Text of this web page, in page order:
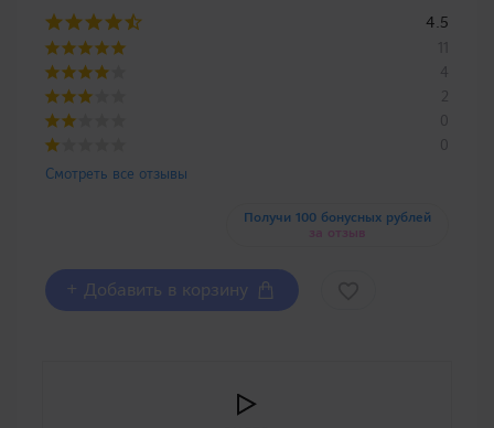
4.5
4
2
0
0
Смотреть все отзывы
Получи 100 бонусных рублей
за отзыв
+ Добавить в корзину